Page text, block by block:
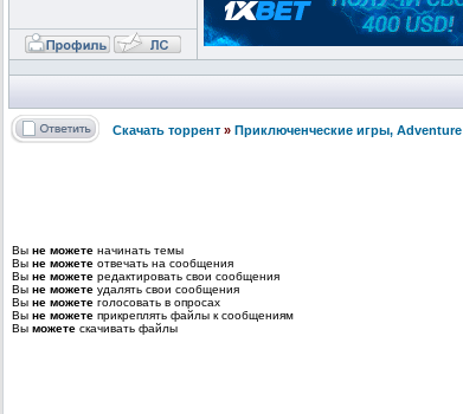
Скачать торрент » Приключенческие игры, Adventure
Вы не можете начинать темы
Вы не можете отвечать на сообщения
Вы не можете редактировать свои сообщения
Вы не можете удалять свои сообщения
Вы не можете голосовать в опросах
Вы не можете прикреплять файлы к сообщениям
Вы можете скачивать файлы